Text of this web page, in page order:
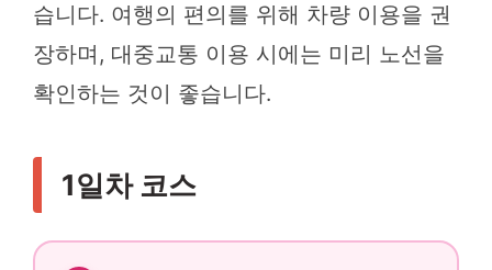
습니다. 여행의 편의를 위해 차량 이용을 권
장하며, 대중교통 이용 시에는 미리 노선을
확인하는 것이 좋습니다.
1일차 코스